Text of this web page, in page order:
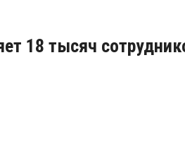
18 тысяч